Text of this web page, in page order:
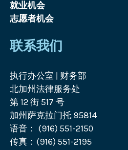
就业机会
志愿者机会
联系我们
执行办公室 | 财务部
北加州法律服务处
第 12 街 517 号
加州萨克拉门托 95814
语音： (916) 551-2150
传真：(916) 551-2195